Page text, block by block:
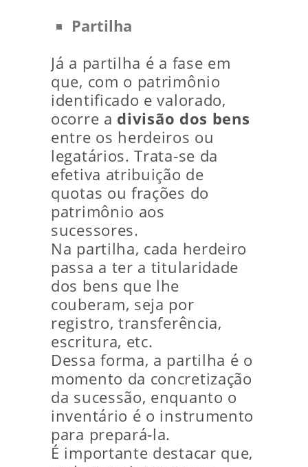
Partilha
Já a partilha é a fase em
que, com o patrimônio
identificado e valorado,
ocorre a divisão dos bens
entre os herdeiros ou
legatários. Trata‑se da
efetiva atribuição de
quotas ou frações do
patrimônio aos
sucessores.
Na partilha, cada herdeiro
passa a ter a titularidade
dos bens que lhe
couberam, seja por
registro, transferência,
escritura, etc.
Dessa forma, a partilha é o
momento da concretização
da sucessão, enquanto o
inventário é o instrumento
para prepará‑la.
É importante destacar que,